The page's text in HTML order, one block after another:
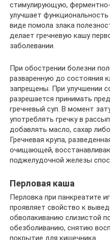
стимулирующую,
улучшает
виде помола злака
делает гречневую кашу
заболевании.
При обострении болезни
разваренную до состояния
запрещены. При улучшении
разрешается принимать
гречневый суп. В момент
употреблять гречку в
добавлять масло, сахар
Гречневая крупа,
очищающей,
поджелудочной железы
Перловая каша
Перловка при панкреатите
проявляет свойство к
обволакиванию слизистой
обезболиванию, снятию
покрытие для кишечника.